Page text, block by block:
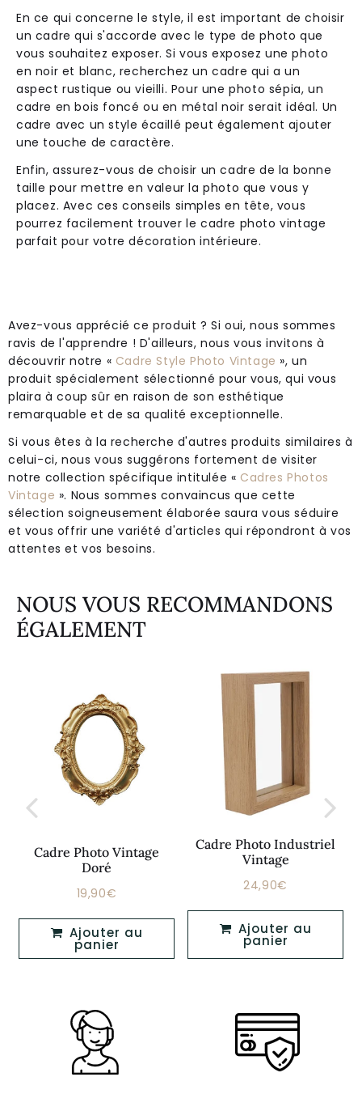
En ce qui concerne le style, il est important de choisir
un cadre qui s'accorde avec le type de photo que
vous souhaitez exposer. Si vous exposez une photo
en noir et blanc, recherchez un cadre qui a un
aspect rustique ou vieilli. Pour une photo sépia, un
cadre en bois foncé ou en métal noir serait idéal. Un
cadre avec un style écaillé peut également ajouter
une touche de caractère.
Enfin, assurez-vous de choisir un cadre de la bonne
taille pour mettre en valeur la photo que vous y
placez. Avec ces conseils simples en tête, vous
pourrez facilement trouver le cadre photo vintage
parfait pour votre décoration intérieure.
Avez-vous apprécié ce produit ? Si oui, nous sommes
ravis de l'apprendre ! D'ailleurs, nous vous invitons à
découvrir notre « Cadre Style Photo Vintage », un
produit spécialement sélectionné pour vous, qui vous
plaira à coup sûr en raison de son esthétique
remarquable et de sa qualité exceptionnelle.
Si vous êtes à la recherche d'autres produits similaires à
celui-ci, nous vous suggérons fortement de visiter
notre collection spécifique intitulée « Cadres Photos
Vintage ». Nous sommes convaincus que cette
sélection soigneusement élaborée saura vous séduire
et vous offrir une variété d'articles qui répondront à vos
attentes et vos besoins.
NOUS VOUS RECOMMANDONS
ÉGALEMENT
Cadre Photo Vintage
Doré
Prix
19,90€
panier
Cadre Photo Industriel
Vintage
Prix
24,90€
Ajouter au
panier